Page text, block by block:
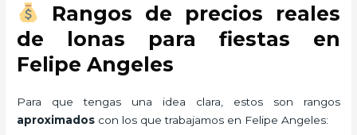
Rangos de precios reales
de lonas para fiestas en
Felipe Angeles
Para que tengas una idea clara, estos son rangos
aproximados con los que trabajamos en Felipe Angeles: